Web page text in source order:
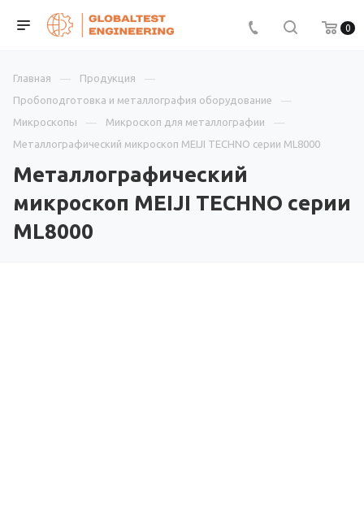
0
Главная
Продукция
Пробоподготовка и металлография оборудование
Микроскопы
Микроскоп для металлографии
Металлографический микроскоп MEIJI TECHNO серии ML8000
Металлографический
микроскоп MEIJI TECHNO серии
ML8000